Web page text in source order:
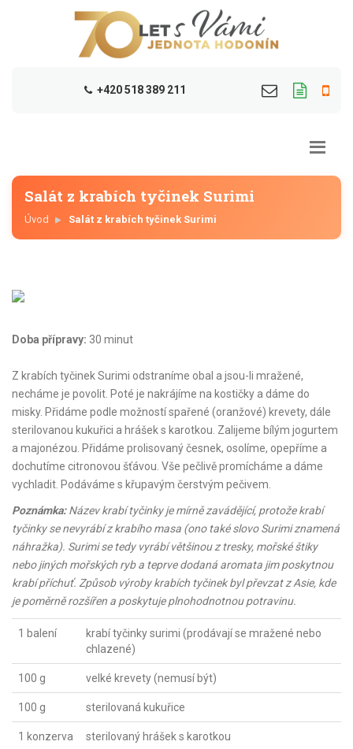
+420 518 389 211
Salát z krabích tyčinek Surimi
Úvod Salát z krabích tyčinek Surimi
Doba přípravy: 30 minut
Z krabích tyčinek Surimi odstraníme obal a jsou-li mražené,
necháme je povolit. Poté je nakrájíme na kostičky a dáme do
misky. Přidáme podle možností spařené (oranžové) krevety, dále
sterilovanou kukuřici a hrášek s karotkou. Zalijeme bílým jogurtem
a majonézou. Přidáme prolisovaný česnek, osolíme, opepříme a
dochutíme citronovou šťávou. Vše pečlivě promícháme a dáme
vychladit. Podáváme s křupavým čerstvým pečivem.
Poznámka:Název krabí tyčinky je mírně zavádějící, protože krabí
tyčinky se nevyrábí z krabího masa (ono také slovo Surimi znamená
náhražka). Surimi se tedy vyrábí většinou z tresky, mořské štiky
nebo jiných mořských ryb a teprve dodaná aromata jim poskytnou
krabí příchuť. Způsob výroby krabích tyčinek byl převzat z Asie, kde
je poměrně rozšířen a poskytuje plnohodnotnou potravinu.
1 balení
krabí tyčinky surimi (prodávají se mražené nebo
chlazené)
100 g velké krevety (nemusí být)
100 g sterilovaná kukuřice
1 konzerva sterilovaný hrášek s karotkou